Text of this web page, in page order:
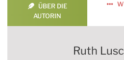
ÜBER DIE
AUTORIN
Ruth